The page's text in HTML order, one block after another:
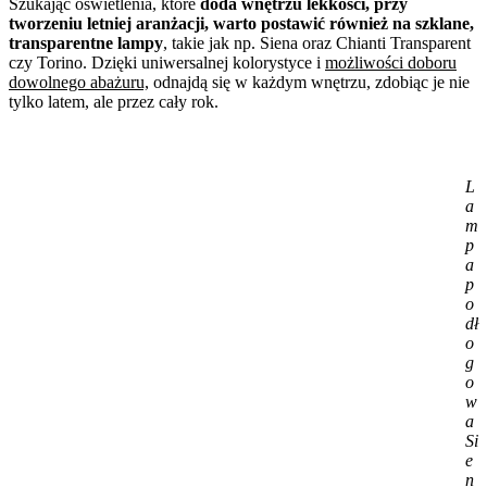
tworzeniu letniej aranżacji, warto postawić również na szklane,
transparentne lampy, takie jak np. Siena oraz Chianti Transparent
czy Torino. Dzięki uniwersalnej kolorystyce i możliwości doboru
dowolnego abażuru, odnajdą się w każdym wnętrzu, zdobiąc je nie
tylko latem, ale przez cały rok.
L
a
m
p
a
p
o
dł
o
g
o
w
a
Si
e
n